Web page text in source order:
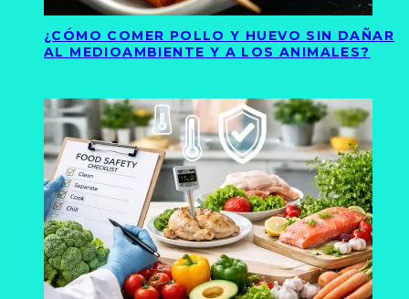
¿CÓMO COMER POLLO Y HUEVO SIN DAÑAR
AL MEDIOAMBIENTE Y A LOS ANIMALES?